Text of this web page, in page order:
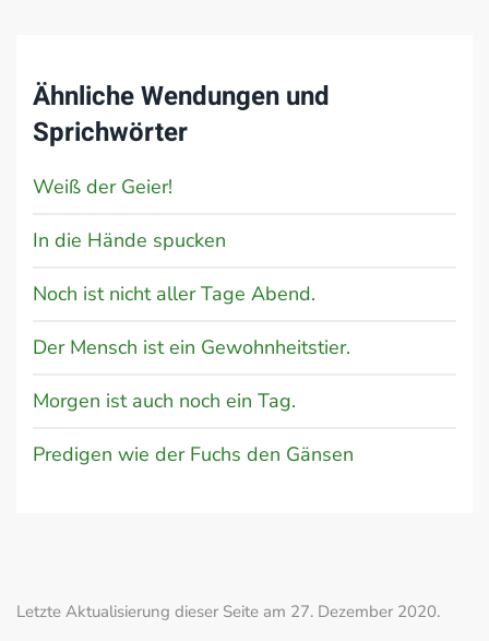
Ähnliche Wendungen und
Sprichwörter
Weiß der Geier!
In die Hände spucken
Noch ist nicht aller Tage Abend.
Der Mensch ist ein Gewohnheitstier.
Morgen ist auch noch ein Tag.
Predigen wie der Fuchs den Gänsen
Letzte Aktualisierung dieser Seite am 27. Dezember 2020.